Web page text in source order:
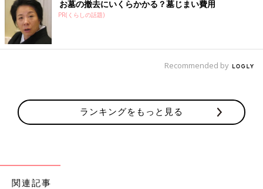
【メリット２】調理が時短になる
大人の食事とは別に、わざわざ離乳食を作らなくてもＯＫです。
けます。おなかが空いた赤ちゃんを待たせることも減りますし、
【メリット３】経済的
お墓の撤去にいくらかかる？墓じまい費用
PR(くらしの話題)
Recommended by
ランキングをもっと見る
関連記事